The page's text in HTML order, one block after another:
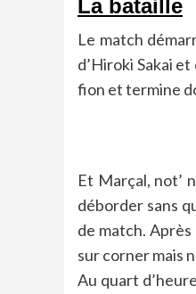
La bataille
Le match
d’Hiroki Sakai
fion et termine
Et Marçal, not’
déborder sans
de match.
sur corner mais
Au quart